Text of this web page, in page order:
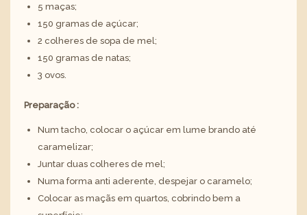
5 maças;
150 gramas de açúcar;
2 colheres de sopa de mel;
150 gramas de natas;
3 ovos.
Preparação :
Num tacho, colocar o açúcar em lume brando até
caramelizar;
Juntar duas colheres de mel;
Numa forma anti aderente, despejar o caramelo;
Colocar as maçãs em quartos, cobrindo bem a